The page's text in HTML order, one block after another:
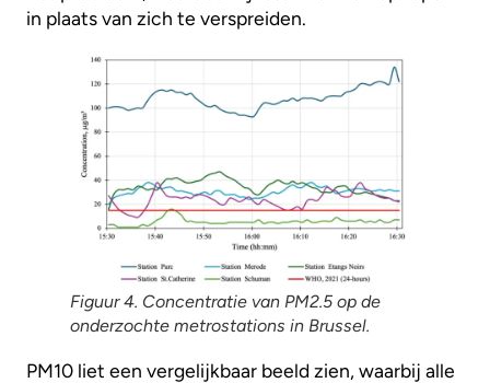
in plaats van zich te verspreiden.
Figuur 4. Concentratie van PM2.5 op de
onderzochte metrostations in Brussel.
PM10 liet een vergelijkbaar beeld zien, waarbij alle